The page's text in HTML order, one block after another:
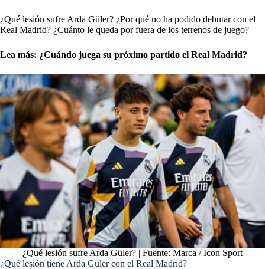
¿Qué lesión sufre Arda Güler? ¿Por qué no ha podido debutar con el
Real Madrid? ¿Cuánto le queda por fuera de los terrenos de juego?
Lea más: ¿Cuándo juega su próximo partido el Real Madrid?
¿Qué lesión sufre Arda Güler? | Fuente: Marca / Icon Sport
¿Qué lesión tiene Arda Güler con el Real Madrid?